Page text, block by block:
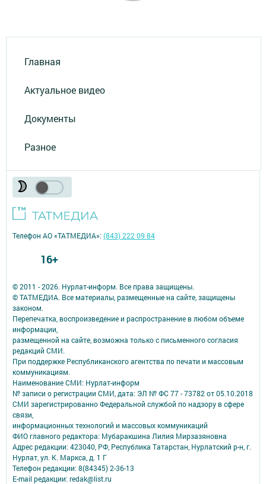
Главная
Актуальное видео
Документы
Разное
© 2011 - 2026. Нурлат-⁠информ. Все права защищены.
© ТАТМЕДИА. Все материалы, размещенные на сайте, защищены
законом.
Перепечатка, воспроизведение и распространение в любом объеме
информации,
размещенной на сайте, возможна только с письменного согласия
редакций СМИ.
При поддержке Республиканского агентства по печати и массовым
коммуникациям.
Наименование СМИ: Нурлат-⁠информ
№ записи о регистрации СМИ, дата: ЭЛ № ФС 77 -⁠ 73782 от 05.10.2018
СМИ зарегистрированно Федеральной службой по надзору в сфере
связи,
информационных технологий и массовых коммуникаций
ФИО главного редактора: Мубаракшина Лилия Мирзазяновна
Адрес редакции: 423040, РФ, Республика Татарстан, Нурлатский р-н, г.
Нурлат, ул. К. Маркса, д. 1 Г
Телефон редакции: 8(84345) 2-36-13
E-mail редакции: redak@list.ru
Телефон АО «ТАТМЕДИА»:(843) 222 09 84
16+